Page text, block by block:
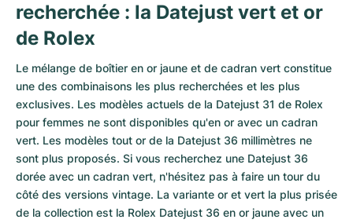
recherchée : la Datejust vert et or
de Rolex
Le mélange de boîtier en or jaune et de cadran vert constitue
une des combinaisons les plus recherchées et les plus
exclusives. Les modèles actuels de la Datejust 31 de Rolex
pour femmes ne sont disponibles qu'en or avec un cadran
vert. Les modèles tout or de la Datejust 36 millimètres ne
sont plus proposés. Si vous recherchez une Datejust 36
dorée avec un cadran vert, n'hésitez pas à faire un tour du
côté des versions vintage. La variante or et vert la plus prisée
de la collection est la Rolex Datejust 36 en or jaune avec un